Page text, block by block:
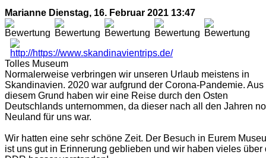
Marianne Dienstag, 16. Februar 2021 13:47
Tolles Museum
Normalerweise verbringen wir unseren Urlaub meistens in
Skandinavien. 2020 war aufgrund der Corona-Pandemie. Aus
diesem Grund haben wir eine Reise durch den Osten
Deutschlands unternommen, da dieser nach all den Jahren
Neuland für uns war.
Wir hatten eine sehr schöne Zeit. Der Besuch in Eurem
ist uns gut in Erinnerung geblieben und wir haben vieles über